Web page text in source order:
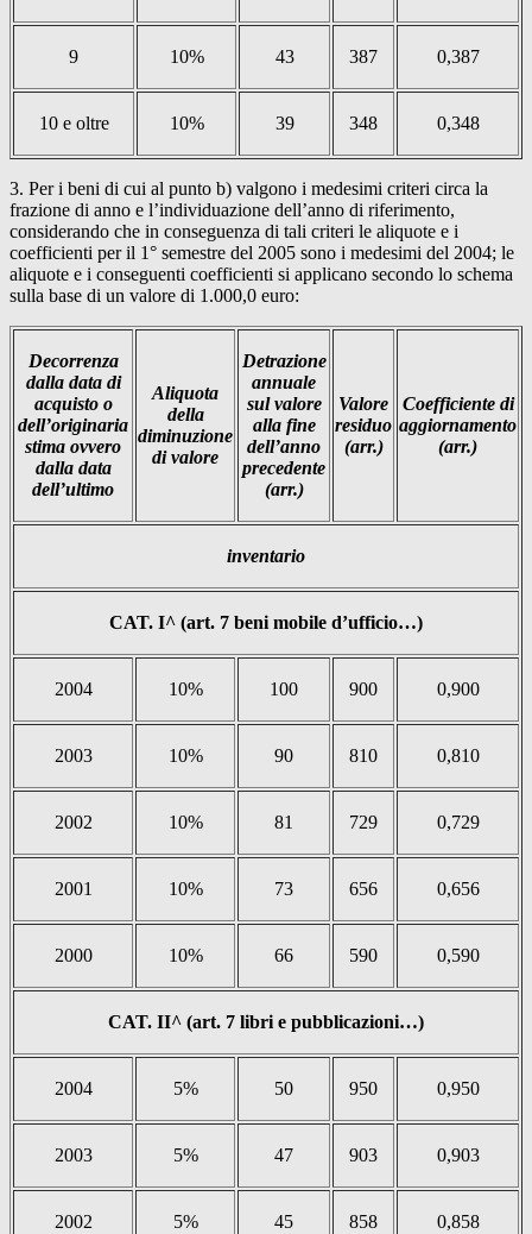
9 10% 43 387 0,387
10 e oltre 10% 39 348 0,348
3. Per i beni di cui al punto b) valgono i medesimi criteri circa la
frazione di anno e l’individuazione dell’anno di riferimento,
considerando che in conseguenza di tali criteri le aliquote e i
coefficienti per il 1° semestre del 2005 sono i medesimi del 2004; le
aliquote e i conseguenti coefficienti si applicano secondo lo schema
sulla base di un valore di 1.000,0 euro:
Decorrenza
dalla data di
acquisto o
dell’originaria
stima ovvero
dalla data
dell’ultimo
Aliquota
della
diminuzione
di valore
Detrazione
annuale
sul valore
alla fine
dell’anno
precedente
(arr.)
Valore
residuo
(arr.)
Coefficiente di
aggiornamento
(arr.)
inventario
CAT. I^ (art. 7 beni mobile d’ufficio…)
2004 10% 100 900 0,900
2003 10% 90 810 0,810
2002 10% 81 729 0,729
2001 10% 73 656 0,656
2000 10% 66 590 0,590
CAT. II^ (art. 7 libri e pubblicazioni…)
2004 5% 50 950 0,950
2003 5% 47 903 0,903
2002 5% 45 858 0,858